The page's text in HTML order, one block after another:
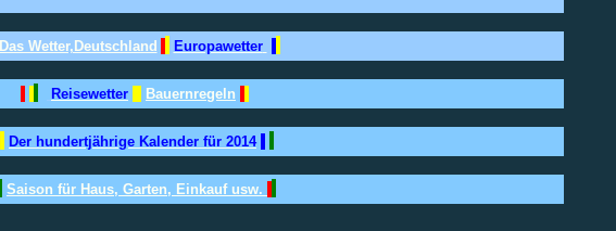
Das Wetter,Deutschland Europawetter
Reisewetter Bauernregeln
Der hundertjährige Kalender für 2014
Saison für Haus, Garten, Einkauf usw.